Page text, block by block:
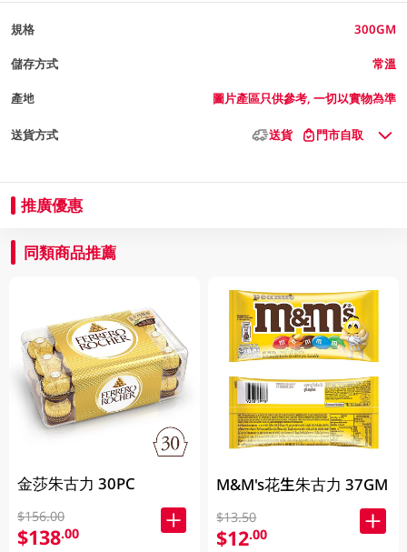
規格 300GM
儲存方式 常溫
產地 圖片產區只供參考, 一切以實物為準
送貨方式 送貨 門市自取
推廣優惠
同類商品推薦
金莎朱古力 30PC
$156.00
$138.00
M&M's花生朱古力 37GM
$13.50
$12.00